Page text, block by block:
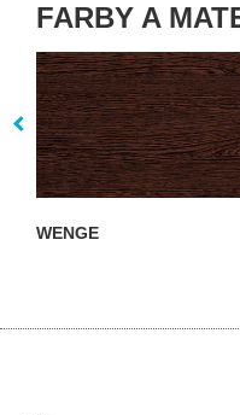
FARBY A
WENGE